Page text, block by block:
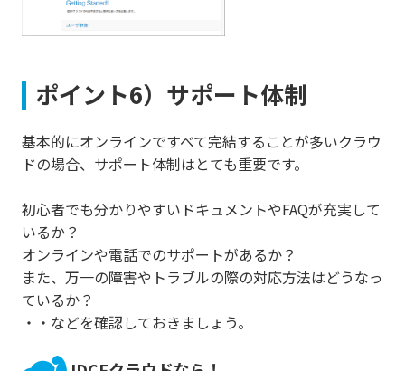
ポイント6）サポート体制
基本的にオンラインですべて完結することが多いクラウ
ドの場合、サポート体制はとても重要です。
初心者でも分かりやすいドキュメントやFAQが充実して
いるか？
オンラインや電話でのサポートがあるか？
また、万一の障害やトラブルの際の対応方法はどうなっ
ているか？
・・などを確認しておきましょう。